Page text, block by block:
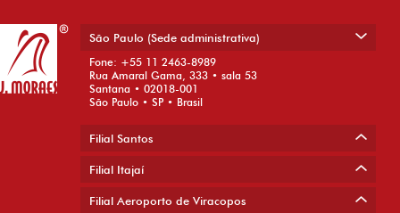
São Paulo (Sede administrativa)
Fone: +55 11 2463-8989
Rua Amaral Gama, 333 • sala 53
Santana • 02018-001
São Paulo • SP • Brasil
Filial Santos
Filial Itajaí
Filial Aeroporto de Viracopos